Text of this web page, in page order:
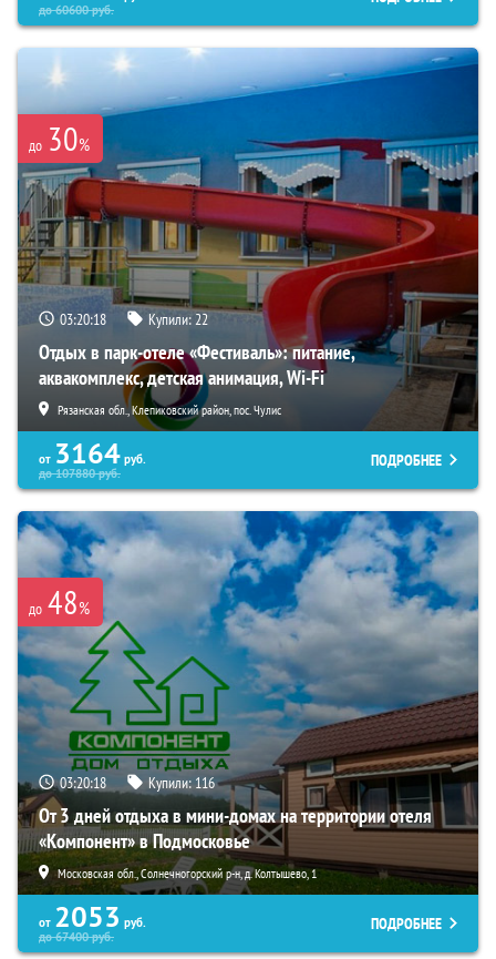
до60600руб.
до 30%
03:20:16 Купили:22
Отдых в парк-отеле «Фестиваль»: питание,
аквакомплекс, детская анимация, Wi-Fi
Рязанская обл., Клепиковский район, пос. Чулис
от 3164 руб.
до107880руб.
ПОДРОБНЕЕ
до 48%
03:20:16 Купили: 116
От 3 дней отдыха в мини-домах на территории отеля
«Компонент» в Подмосковье
Московская обл., Солнечногорский р-н, д. Колтышево, 1
от 2053 руб.
до67400руб.
ПОДРОБНЕЕ